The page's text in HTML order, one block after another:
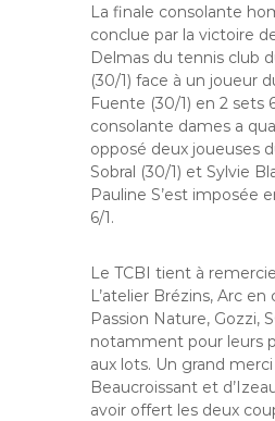
La finale consolante
conclue par la victoire
Delmas du tennis club
(30/1) face à un joueur
Fuente (30/1) en 2 sets
consolante dames a
opposé deux joueuses
Sobral (30/1) et Sylvie
Pauline S’est imposée
6/1.
Le TCBI tient à
L’atelier Brézins, Arc
Passion Nature, Gozzi,
notamment pour leurs
aux lots. Un grand
Beaucroissant et
avoir offert les deux